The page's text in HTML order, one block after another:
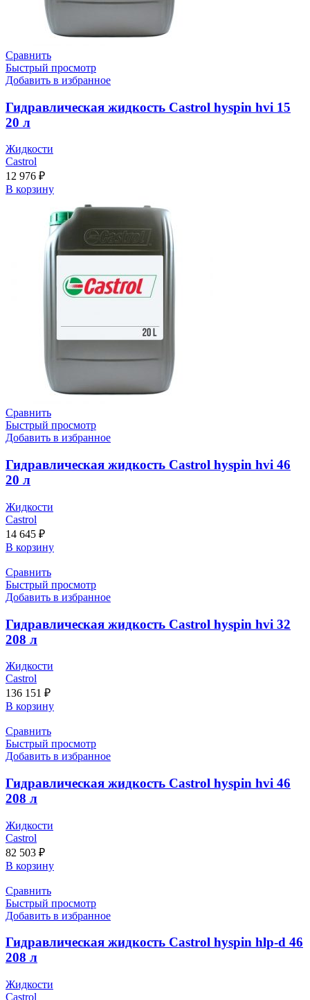
Сравнить
Быстрый просмотр
Добавить в избранное
Гидравлическая жидкость Castrol hyspin hvi 15
20 л
Жидкости
Castrol
12 976 ₽
В корзину
Сравнить
Быстрый просмотр
Добавить в избранное
Гидравлическая жидкость Castrol hyspin hvi 46
20 л
Жидкости
Castrol
14 645 ₽
В корзину
Сравнить
Быстрый просмотр
Добавить в избранное
Гидравлическая жидкость Castrol hyspin hvi 32
208 л
Жидкости
Castrol
136 151 ₽
В корзину
Сравнить
Быстрый просмотр
Добавить в избранное
Гидравлическая жидкость Castrol hyspin hvi 46
208 л
Жидкости
Castrol
82 503 ₽
В корзину
Сравнить
Быстрый просмотр
Добавить в избранное
Гидравлическая жидкость Castrol hyspin hlp-d 46
208 л
Жидкости
Castrol